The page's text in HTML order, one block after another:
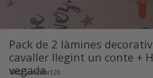
Pack de 2 làmines
cavaller llegint un conte +
vegada
SKU Lam Star120